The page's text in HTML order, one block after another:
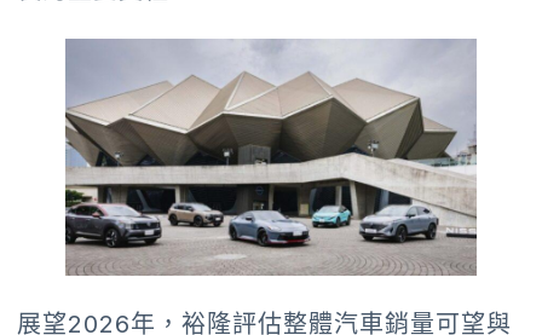
展望2026年，裕隆評估整體汽車銷量可望與